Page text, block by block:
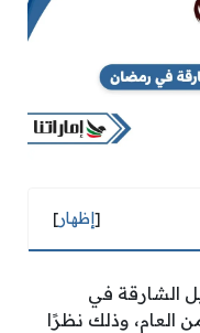
[إظهار]
الشارقة في
العام، وذلك نظرًا